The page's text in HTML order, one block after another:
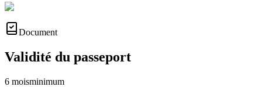
Document
Validité du passeport
6 moisminimum